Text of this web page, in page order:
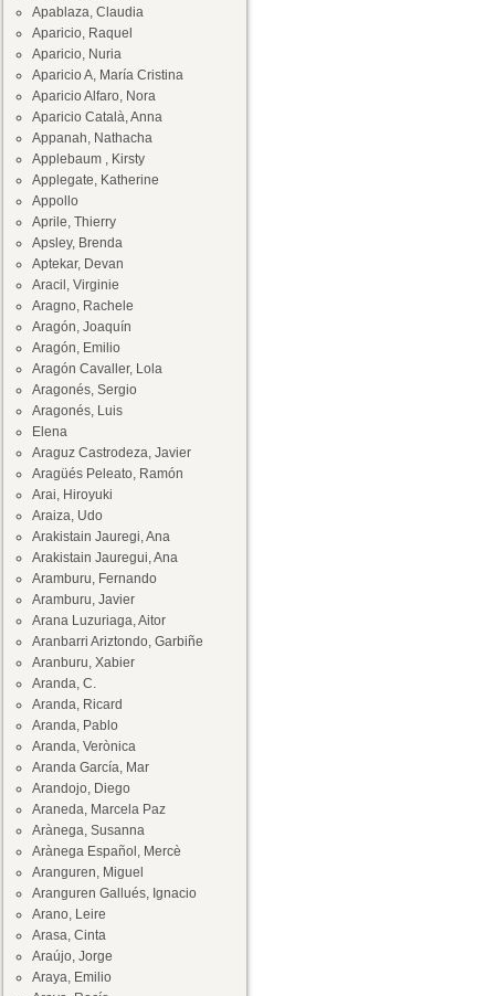
Apablaza, Claudia
Aparicio, Raquel
Aparicio, Nuria
Aparicio A, María Cristina
Aparicio Alfaro, Nora
Aparicio Català, Anna
Appanah, Nathacha
Applebaum , Kirsty
Applegate, Katherine
Appollo
Aprile, Thierry
Apsley, Brenda
Aptekar, Devan
Aracil, Virginie
Aragno, Rachele
Aragón, Joaquín
Aragón, Emilio
Aragón Cavaller, Lola
Aragonés, Sergio
Aragonés, Luis
Elena
Araguz Castrodeza, Javier
Aragüés Peleato, Ramón
Arai, Hiroyuki
Araiza, Udo
Arakistain Jauregi, Ana
Arakistain Jauregui, Ana
Aramburu, Fernando
Aramburu, Javier
Arana Luzuriaga, Aitor
Aranbarri Ariztondo, Garbiñe
Aranburu, Xabier
Aranda, C.
Aranda, Ricard
Aranda, Pablo
Aranda, Verònica
Aranda García, Mar
Arandojo, Diego
Araneda, Marcela Paz
Arànega, Susanna
Arànega Español, Mercè
Aranguren, Miguel
Aranguren Gallués, Ignacio
Arano, Leire
Arasa, Cinta
Araújo, Jorge
Araya, Emilio